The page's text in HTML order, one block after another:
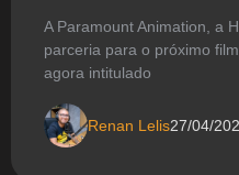
A Paramount Animation, a
parceria para o próximo
agora intitulado
Renan Lelis27/04/